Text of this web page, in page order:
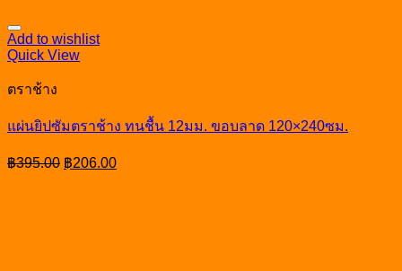
Add to wishlist
Quick View
ตราช้าง
แผ่นยิปซัมตราช้าง ทนชื้น 12มม. ขอบลาด 120×240ซม.
฿395.00 Original
price
฿206.00Current
price